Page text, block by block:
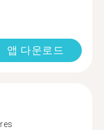
앱 다운로드